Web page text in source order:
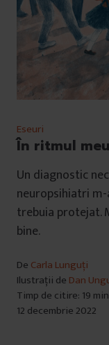
Eseuri
În ritmul meu
Un diagnostic
neuropsihiatri
trebuia protejat.
bine.
De Carla Lunguți
Ilustrații de Dan
Timp de citire: 19
12 decembrie 2022